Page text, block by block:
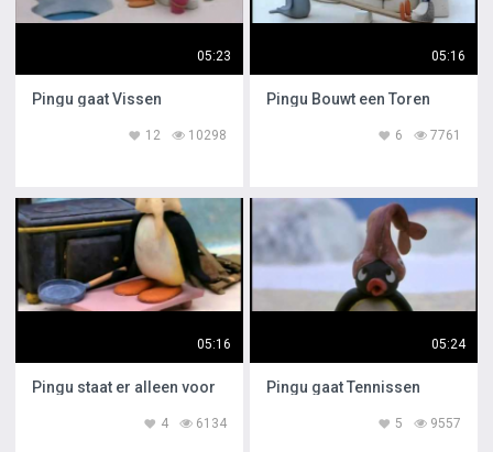
05:23
Pingu gaat Vissen
10298
12
05:16
Pingu Bouwt een Toren
7761
6
05:16
Pingu staat er alleen voor
6134
4
05:24
Pingu gaat Tennissen
9557
5